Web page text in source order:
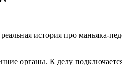
история про маньяка-
органы. К делу